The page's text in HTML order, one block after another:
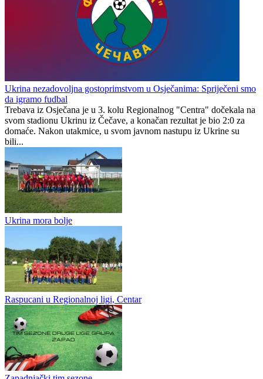
Skugrić čuva poziciju lidera
Regionalni centar – Skugrić i Željezničar slavili
Ukrina
0 0
Ukrina nezadovoljna gostoprimstvom u Osječanima: Spriječeni smo
da igramo fudbal
Trebava iz Osječana je u 3. kolu Regionalnog "Centra" dočekala na
svom stadionu Ukrinu iz Čečave, a konačan rezultat je bio 2:0 za
domaće. Nakon utakmice, u svom javnom nastupu iz Ukrine su
bili...